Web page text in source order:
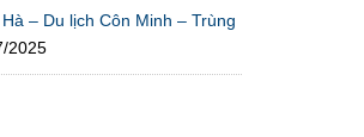
– Du lịch Côn Minh – Trùng
2025